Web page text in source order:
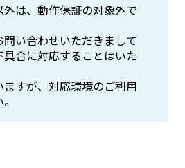
は、動作保証の対象外で
い合わせいただきまして
合に対応することはいた
すが、対応環境のご利用